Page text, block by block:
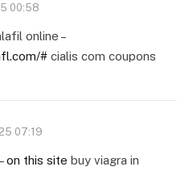
00:58
online –
# cialis com coupons
07:19
on this site buy viagra in